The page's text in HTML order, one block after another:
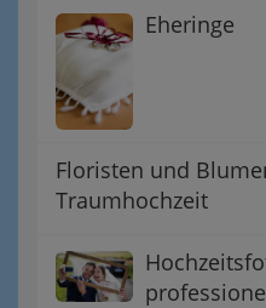
Eheringe
Floristen und
Traumhochzeit